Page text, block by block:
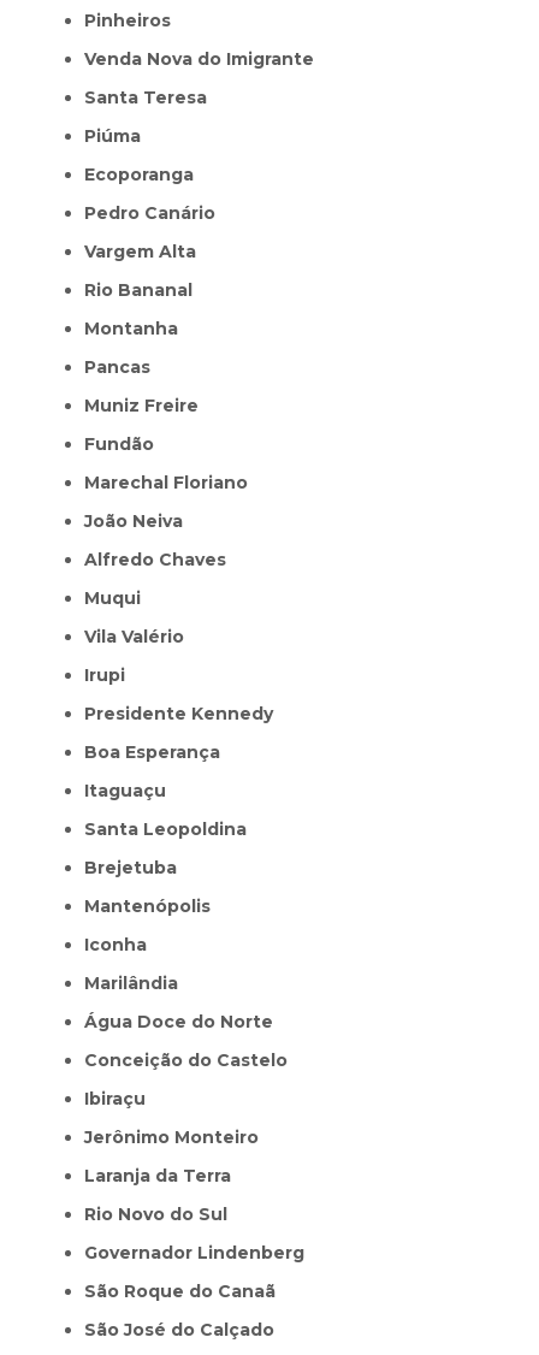
Pinheiros
Venda Nova do Imigrante
Santa Teresa
Piúma
Ecoporanga
Pedro Canário
Vargem Alta
Rio Bananal
Montanha
Pancas
Muniz Freire
Fundão
Marechal Floriano
João Neiva
Alfredo Chaves
Muqui
Vila Valério
Irupi
Presidente Kennedy
Boa Esperança
Itaguaçu
Santa Leopoldina
Brejetuba
Mantenópolis
Iconha
Marilândia
Água Doce do Norte
Conceição do Castelo
Ibiraçu
Jerônimo Monteiro
Laranja da Terra
Rio Novo do Sul
Governador Lindenberg
São Roque do Canaã
São José do Calçado